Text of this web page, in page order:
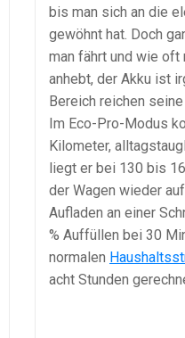
bis man sich an die
gewöhnt hat. Doch
man fährt und wie oft
anhebt, der Akku ist
Bereich reichen
Im Eco-Pro-Modus
Kilometer,
liegt er bei 130 bis
der Wagen wieder
Aufladen an einer
% Auffüllen bei 30
normalen
acht Stunden